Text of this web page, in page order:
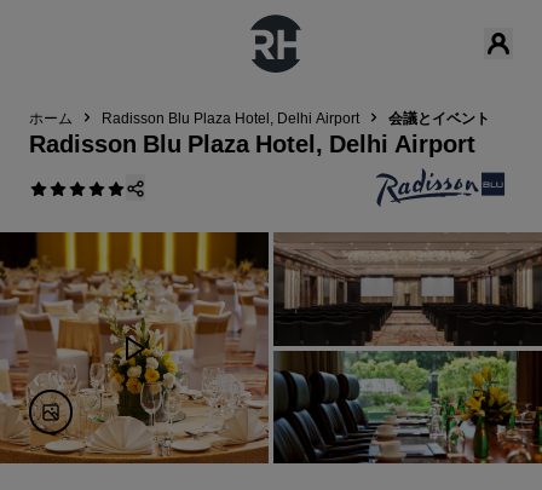
ホーム Radisson Blu Plaza Hotel, Delhi Airport ‌会議とイベント
Radisson Blu Plaza Hotel, Delhi Airport